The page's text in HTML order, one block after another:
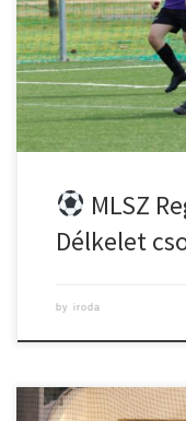
Sárosi Mátyás, Boldog
Veres Zsombor János,
Stan Sebastian,
nyilatkozat:,,Igazi […]
MLSZ
Délkelet
by iroda